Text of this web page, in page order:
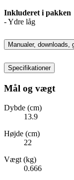
Inkluderet i pakken
- Ydre låg
Manualer, downloads,
Specifikationer
Mål og vægt
Dybde (cm)
13.9
Højde (cm)
22
Vægt (kg)
0.666